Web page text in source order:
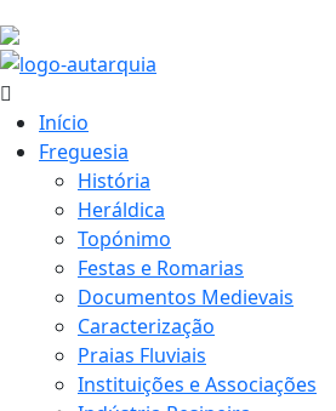
Início
Freguesia
História
Heráldica
Topónimo
Festas e Romarias
Documentos Medievais
Caracterização
Praias Fluviais
Instituições e Associações